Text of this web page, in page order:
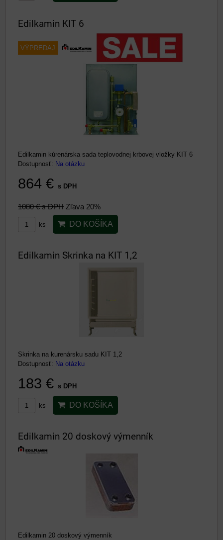
Edilkamin KIT 6
VÝPREDAJ
Edilkamin kúrenárska sada teplovodnej krbovej vložky KIT 6
Dostupnosť: Na otázku
864 € s DPH
1080 €s DPH Zľava 20%
ks DO KOŠÍKA
Edilkamin Skrinka na KIT 1,2
Skrinka na kurenársku sadu KIT 1,2
Dostupnosť: Na otázku
183 € s DPH
ks DO KOŠÍKA
Edilkamin 20 doskový výmenník
Edilkamin 20 doskový výmenník